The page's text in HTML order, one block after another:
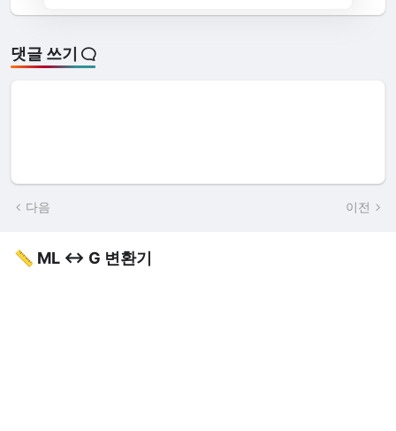
댓글 쓰기
다음 이전
📏 ML ↔ G 변환기